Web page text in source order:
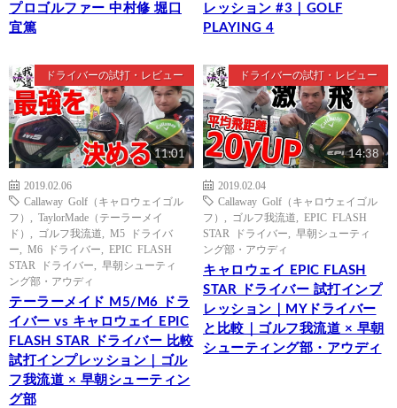
プロゴルファー 中村修 堀口
宜篤
レッション #3｜GOLF
PLAYING 4
ドライバーの試打・レビュー
11:01
2019.02.06
Callaway Golf（キャロウェイゴル
フ）
TaylorMade（テーラーメイ
ド）
ゴルフ我流道
M5 ドライバ
ー
M6 ドライバー
EPIC FLASH
STAR ドライバー
早朝シューティ
ング部・アウディ
テーラーメイド M5/M6 ドラ
イバー vs キャロウェイ EPIC
FLASH STAR ドライバー 比較
試打インプレッション｜ゴル
フ我流道 × 早朝シューティン
グ部
ドライバーの試打・レビュー
14:38
2019.02.04
Callaway Golf（キャロウェイゴル
フ）
ゴルフ我流道
EPIC FLASH
STAR ドライバー
早朝シューティ
ング部・アウディ
キャロウェイ EPIC FLASH
STAR ドライバー 試打インプ
レッション｜MYドライバー
と比較｜ゴルフ我流道 × 早朝
シューティング部・アウディ